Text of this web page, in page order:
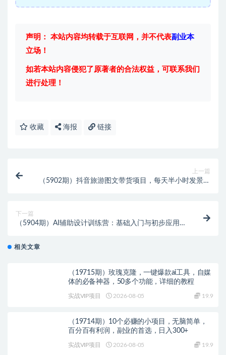
声明： 本站内容均转载于互联网，并不代表副业本
立场！
如若本站内容侵犯了原著者的合法权益，可联系我们
进行处理！
收藏 海报 链接
上一篇
（5902期）抖音旅游图文带货项目，每天半小时发景点
下一篇
（5904期）AI辅助设计训练营：基础入门与初步应用课
相关文章
（19715期）玫瑰克隆，一键爆款ai工具，自媒
体的必备神器，50多个功能，详细的教程
实战VIP项目 2026-08-05 19.9
（19714期）10个必赚的小项目，无脑简单，
百分百有利润，副业的首选，日入300+
实战VIP项目 2026-08-05 19.9